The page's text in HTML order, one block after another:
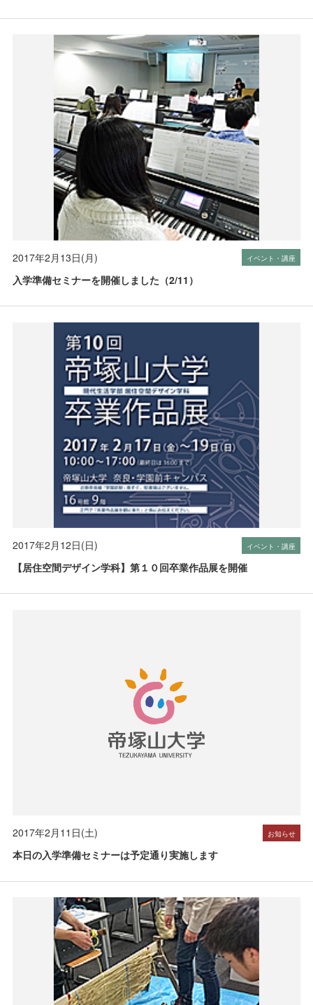
2017年2月13日(月) イベント・講座
入学準備セミナーを開催しました（2/11）
2017年2月12日(日) イベント・講座
【居住空間デザイン学科】第１０回卒業作品展を開催
2017年2月11日(土) お知らせ
本日の入学準備セミナーは予定通り実施します